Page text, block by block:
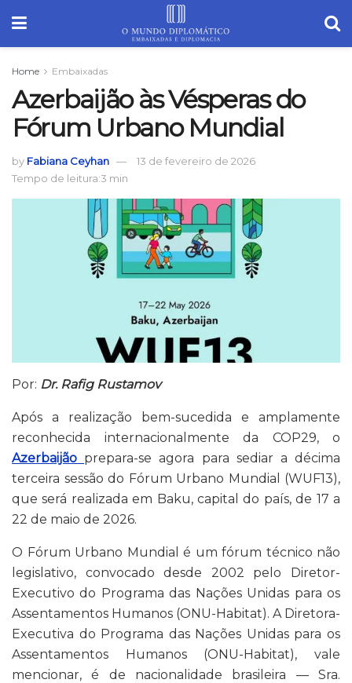
Home Embaixadas
Azerbaijão às Vésperas do
Fórum Urbano Mundial
by Fabiana Ceyhan
13 de fevereiro de 2026
Tempo de leitura:3 min
Por: Dr. Rafig Rustamov
Após a realização bem-sucedida e amplamente
reconhecida internacionalmente da COP29, o
Azerbaijão prepara-se agora para sediar a décima
terceira sessão do Fórum Urbano Mundial (WUF13),
que será realizada em Baku, capital do país, de 17 a
22 de maio de 2026.
O Fórum Urbano Mundial é um fórum técnico não
legislativo, convocado desde 2002 pelo Diretor-
Executivo do Programa das Nações Unidas para os
Assentamentos Humanos (ONU-Habitat). A Diretora-
Executiva do Programa das Nações Unidas para os
Assentamentos Humanos (ONU-Habitat), vale
mencionar, é de nacionalidade brasileira — Sra.